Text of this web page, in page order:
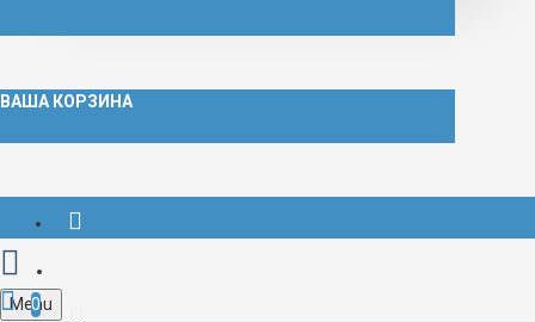
ВАША КОРЗИНА
Menu
0